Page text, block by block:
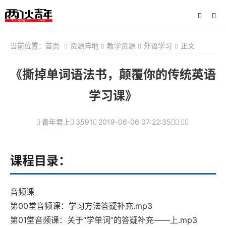
当前位置： 首页 资源阵地 教学资源 外语学习 正文
《撕掉单词语法书，颠覆你的传统英语
学习课》
青年君上 3591 2019-06-06 07:22:35
课程目录：
音频课
第00堂音频课：学习方法答疑补充.mp3
第01堂音频课：关于“学单词”的答疑补充——上.mp3